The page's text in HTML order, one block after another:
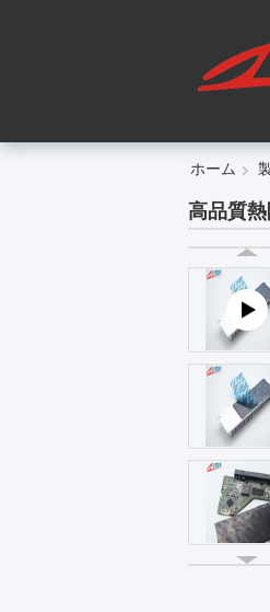
ホーム
高品質